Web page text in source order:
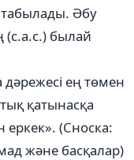
Әбу
былай
ең төмен
қатынасқа
(Сноска:
және басқалар)